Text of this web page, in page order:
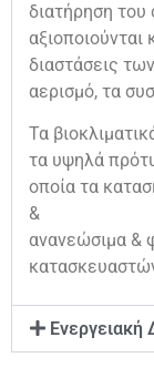
διατήρηση
διαστάσεις
αερισμό, τα
Τα
τα υψηλά
οποία τα
&
ανανεώσιμα &
Ενεργειακή